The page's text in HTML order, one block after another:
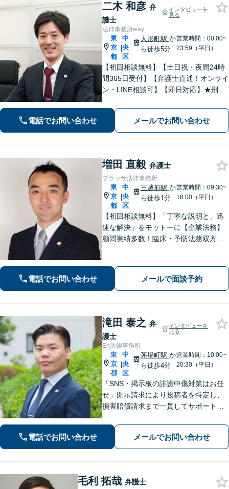
二木 和彦 弁
護士
インタビューを
見る
法律事務所way
東
京
都
|
中
央
区
人形町駅 か
ら徒歩5分
営業時間：00:00~
23:59（平日）
【初回相談無料】【土日祝・夜間24時
間365日受付】【弁護士直通！オンライ
ン・LINE相談可】【即日対応】★刑事
★債務整理に精通！お任せください！
あなたを全力サポートいたします【人
形町駅徒歩5分】
電話でお問い合わせ メールでお問い合わせ
増田 直毅 弁護士
プラッサ法律事務所
東
京
都
|
中
央
区
三越前駅 か
ら徒歩1分
営業時間：09:30~
18:00（平日）
【初回相談無料】「丁寧な説明と、迅
速な解決」をモットーに【企業法務】
顧問実績多数！臨床・予防法務双方に
産処理実績あり。事業再生も視野に入
れ、最善の解決を慎重に検証【三越前
電話でお問い合わせ メールで面談予約
滝田 泰之 弁
護士
インタビューを
見る
En法律事務所
東
京
都
|
中
央
区
茅場町駅 か
ら徒歩4分
営業時間：10:00~
20:30（平日）
「SNS・掲示板の誹謗中傷対策はお任
せ」開示請求により投稿者を特定し、
損害賠償請求まで一貫してサポート
士：法的に難しい問題でも尽力」【初
回相談60分無料】【弁護士直通電話相
談可】【来所一切不要】【夜間・休日
面談可】
電話でお問い合わせ メールでお問い合わせ
毛利 拓哉 弁護士